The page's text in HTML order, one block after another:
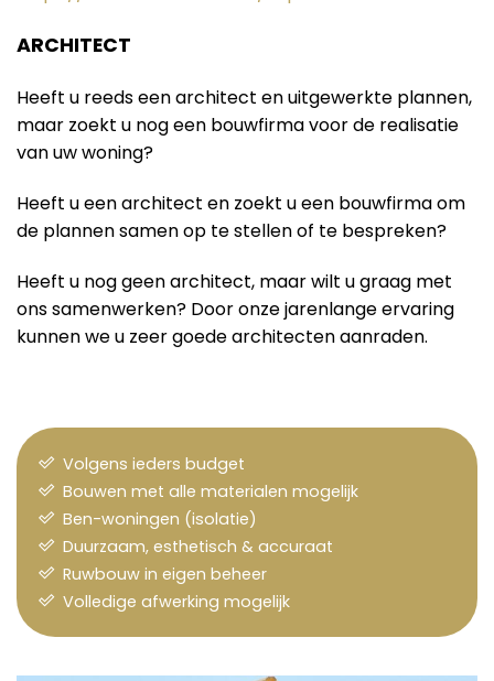
ARCHITECT
Heeft u reeds een architect en uitgewerkte plannen,
maar zoekt u nog een bouwfirma voor de realisatie
van uw woning?
Heeft u een architect en zoekt u een bouwfirma om
de plannen samen op te stellen of te bespreken?
Heeft u nog geen architect, maar wilt u graag met
ons samenwerken? Door onze jarenlange ervaring
kunnen we u zeer goede architecten aanraden.
Volgens ieders budget
Bouwen met alle materialen mogelijk
Ben-woningen (isolatie)
Duurzaam, esthetisch & accuraat
Ruwbouw in eigen beheer
Volledige afwerking mogelijk